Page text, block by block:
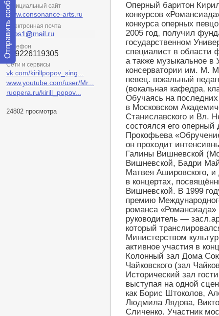
Официальный сайт
www.consonance-arts.ru
Электронная почта
Телефон
+79226119305
Сети и сервисы
vk.com/kirillpopov_sing...
www.youtube.com/user/Mr...
ruopera.ru/kirill_popov...
24802 просмотра
Оперный баритон
конкурсов
конкурса оперных
2005 год, получил
государственном
специалист в области
а также музыкальное в
консерватории им. М.
певец. вокальный
(вокальная кафедра,
Обучаясь на
в Московском
Станиславского и Вл.
состоялся его
Прокофьева
он проходит
Галины Вишневской
Вишневской, Бадри
Матвея Ашировского, и
в концертах,
Вишневской. В 1999
премию
романса «Романсиада»
руководитель —
который
Министерством
активное участия в
Колонный зал Дома
Чайковского (зал
Исторический зал
выступая на одной
как Борис Штоколов,
Людмила Лядова,
Сличенко. Участник
Отправить
сообщение
модератору